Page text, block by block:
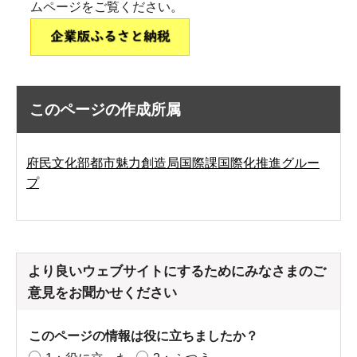
ムページをご覧ください。
このページの作成所属
府民文化部都市魅力創造局国際課国際化推進グルー
プ
より良いウェブサイトにするためにみなさまのご
意見をお聞かせください
このページの情報は役に立ちましたか？